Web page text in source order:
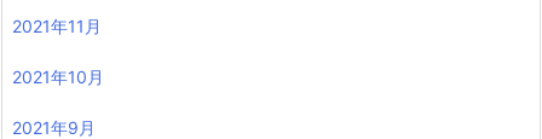
2021年11月
2021年10月
2021年9月